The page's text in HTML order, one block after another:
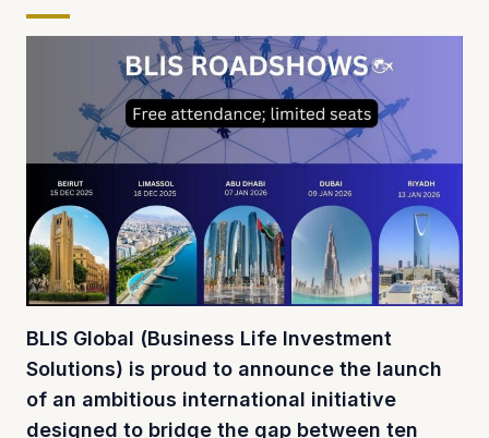
BLIS Global (Business Life Investment
Solutions) is proud to announce the launch
of an ambitious international initiative
designed to bridge the gap between ten